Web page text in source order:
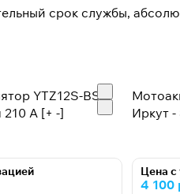
срок службы,
YTZ12S-BS
210 A [+ -]
Иркут -
Цена с
4 100